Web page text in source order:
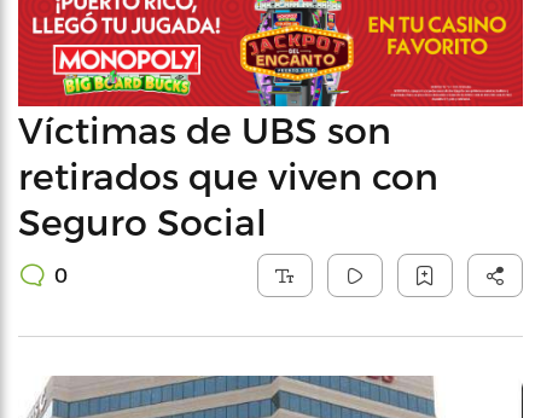
Víctimas de UBS son
retirados que viven con
Seguro Social
0